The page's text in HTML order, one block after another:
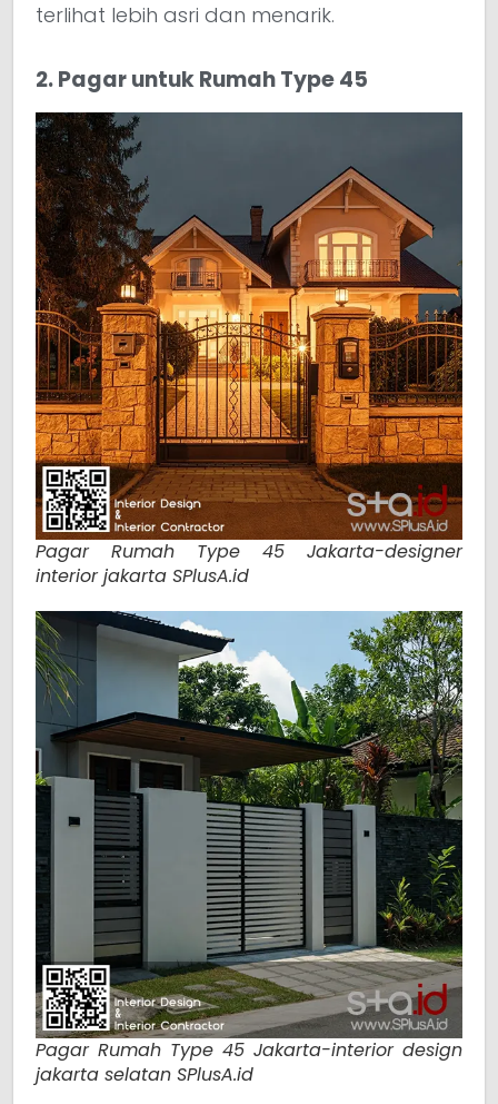
terlihat lebih asri dan menarik.
2. Pagar untuk Rumah Type 45
Pagar Rumah Type 45 Jakarta-designer
interior jakarta SPlusA.id
Pagar Rumah Type 45 Jakarta-interior design
jakarta selatan SPlusA.id